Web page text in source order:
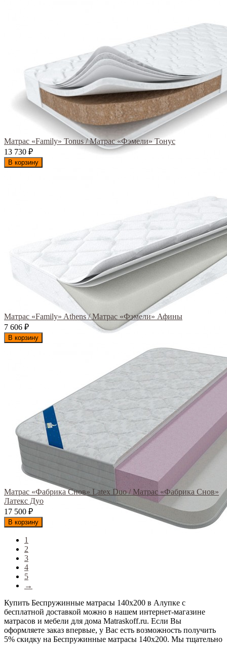
Матрас «Family» Tonus / Матрас «Фэмели» Тонус
13 730 ₽
В корзину
Матрас «Family» Athens / Матрас «Фэмели» Афины
7 606 ₽
В корзину
Матрас «Фабрика Снов» Latex Duo / Матрас «Фабрика Снов»
Латекс Дуо
17 500 ₽
В корзину
1
2
3
4
5
→
Купить Беспружинные матрасы 140х200 в Алупке с
бесплатной доставкой можно в нашем интернет-магазине
матрасов и мебели для дома Matraskoff.ru. Если Вы
оформляете заказ впервые, у Вас есть возможность получить
5% скидку на Беспружинные матрасы 140х200. Мы тщательно